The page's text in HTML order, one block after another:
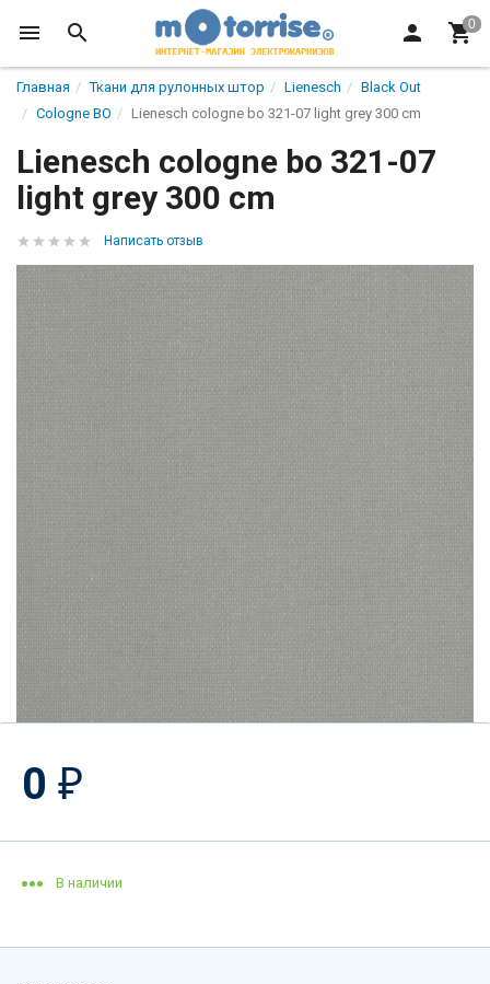
Главная Ткани для рулонных штор Lienesch
Black Out
Cologne BO
Lienesch cologne bo 321-07 light grey 300 cm
Lienesch cologne bo 321-07
light grey 300 cm
Написать отзыв
0 ₽
В наличии